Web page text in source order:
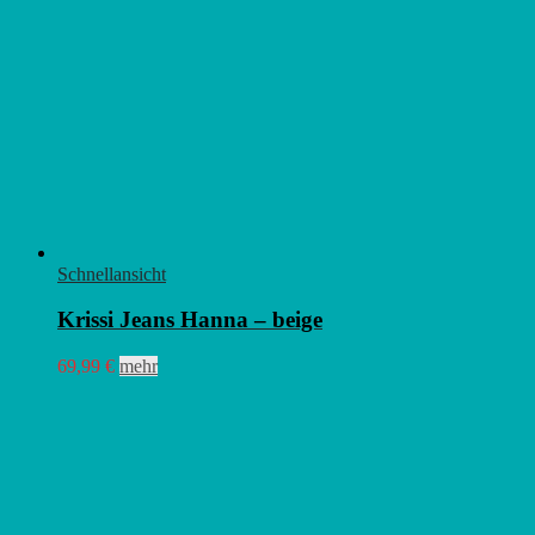
Schnellansicht
Krissi Jeans Hanna – beige
69,99 € mehrDieses